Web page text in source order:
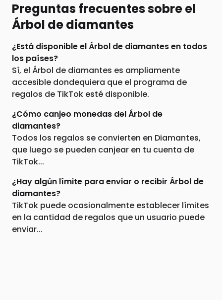
Preguntas frecuentes sobre el
Árbol de diamantes
¿Está disponible el Árbol de diamantes en todos
los países?
Sí, el Árbol de diamantes es ampliamente
accesible dondequiera que el programa de
regalos de TikTok esté disponible.
¿Cómo canjeo monedas del Árbol de
diamantes?
Todos los regalos se convierten en Diamantes,
que luego se pueden canjear en tu cuenta de
TikTok...
¿Hay algún límite para enviar o recibir Árbol de
diamantes?
TikTok puede ocasionalmente establecer límites
en la cantidad de regalos que un usuario puede
enviar...